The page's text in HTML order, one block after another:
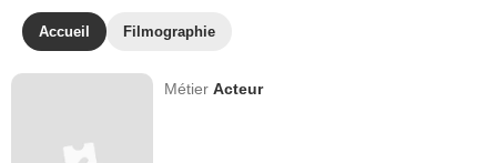
Accueil Filmographie
MétierActeur